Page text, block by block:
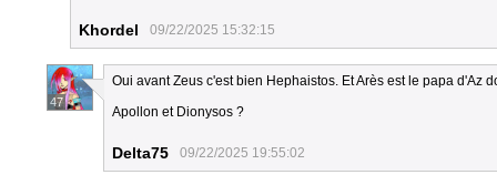
Khordel 09/22/2025 15:32:15
47
Oui avant Zeus c'est bien Hephaistos. Et Arès est le papa d'Az
Apollon et Dionysos ?
Delta75 09/22/2025 19:55:02